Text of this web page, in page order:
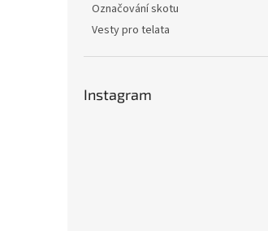
Označování skotu
Vesty pro telata
Instagram